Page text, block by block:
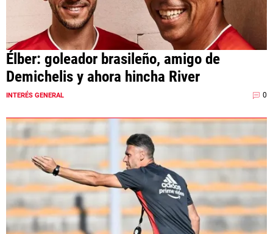
Élber: goleador brasileño, amigo de
Demichelis y ahora hincha River
INTERÉS GENERAL 0